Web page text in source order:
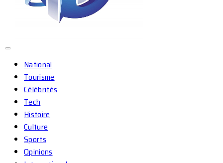
National
Tourisme
Célébrités
Tech
Histoire
Culture
Sports
Opinions